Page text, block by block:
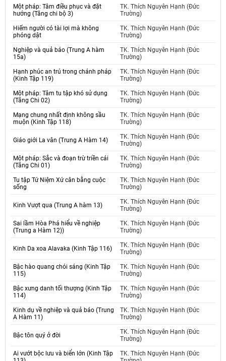
Một pháp: Tâm điều phục và đặt
hướng (Tăng chi bộ 3)
TK. Thích Nguyên Hạnh (Đức
Trường)
Hiếm người có tài lợi mà không
phóng dật
TK. Thích Nguyên Hạnh (Đức
Trường)
Nghiệp và quả báo (Trung A hàm
15a)
TK. Thích Nguyên Hạnh (Đức
Trường)
Hạnh phúc an trú trong chánh pháp
(Kinh Tập 119)
TK. Thích Nguyên Hạnh (Đức
Trường)
Một pháp: Tâm tu tập khó sử dụng
(Tăng Chi 02)
TK. Thích Nguyên Hạnh (Đức
Trường)
Mạng chung nhất định không sầu
muộn (Kinh Tập 118)
TK. Thích Nguyên Hạnh (Đức
Trường)
Giáo giới La vân (Trung A Hàm 14)
TK. Thích Nguyên Hạnh (Đức
Trường)
Một pháp: Sắc và đoạn trừ triền cái
(Tăng Chi 01)
TK. Thích Nguyên Hạnh (Đức
Trường)
Tu tập Tứ Niệm Xứ cân bằng cuộc
sống
TK. Thích Nguyên Hạnh (Đức
Trường)
Kinh Vượt qua (Trung A hàm 13)
TK. Thích Nguyên Hạnh (Đức
Trường)
Sai lầm Hòa Phá hiểu về nghiệp
(Trung a Hàm 12))
TK. Thích Nguyên Hạnh (Đức
Trường)
Kinh Da xoa Alavaka (Kinh Tập 116)
TK. Thích Nguyên Hạnh (Đức
Trường)
Bậc hào quang chói sáng (Kinh Tập
115)
TK. Thích Nguyên Hạnh (Đức
Trường)
Bậc xưng danh tối thượng (Kinh Tập
114)
TK. Thích Nguyên Hạnh (Đức
Trường)
Kinh dụ về nghiệp và quả báo (Trung
A Hàm 11)
TK. Thích Nguyên Hạnh (Đức
Trường)
Bậc tôn quý ở đời
TK. Thích Nguyên Hạnh (Đức
Trường)
Ai vướt bộc lưu và biển lớn (Kinh Tập
TK. Thích Nguyên Hạnh (Đức